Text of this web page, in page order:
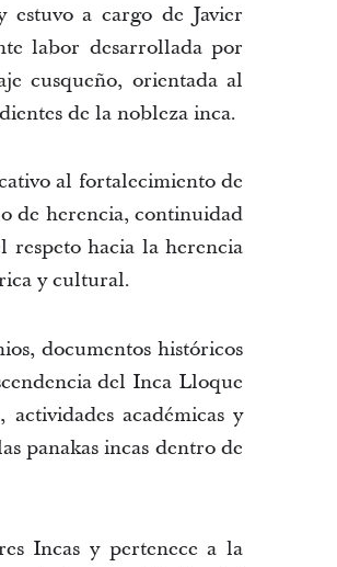
a cargo de Javier
labor desarrollada por
cusqueño, orientada al
de la nobleza inca.
al fortalecimiento de
de herencia, continuidad
respeto hacia la herencia
y cultural.
documentos históricos
del Inca Lloque
académicas y
panakas incas dentro de
Incas y pertenece a la